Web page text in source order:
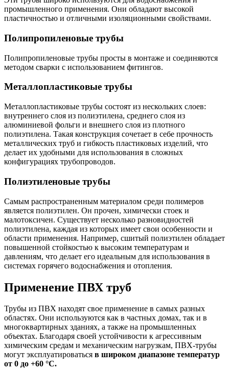
промышленного применения. Они обладают высокой
пластичностью и отличными изоляционными свойствами.
Полипропиленовые трубы
Полипропиленовые трубы просты в монтаже и соединяются
методом сварки с использованием фитингов.
Металлопластиковые трубы
Металлопластиковые трубы состоят из нескольких слоев:
внутреннего слоя из полиэтилена, среднего слоя из
алюминиевой фольги и внешнего слоя из плотного
полиэтилена. Такая конструкция сочетает в себе прочность
металлических труб и гибкость пластиковых изделий, что
делает их удобными для использования в сложных
конфигурациях трубопроводов.
Полиэтиленовые трубы
Самым распространенным материалом среди полимеров
является полиэтилен. Он прочен, химически стоек и
малотоксичен. Существует несколько разновидностей
полиэтилена, каждая из которых имеет свои особенности и
области применения. Например, сшитый полиэтилен обладает
повышенной стойкостью к высоким температурам и
давлениям, что делает его идеальным для использования в
системах горячего водоснабжения и отопления.
Применение ПВХ труб
Трубы из ПВХ находят свое применение в самых разных
областях. Они используются как в частных домах, так и в
многоквартирных зданиях, а также на промышленных
объектах. Благодаря своей устойчивости к агрессивным
химическим средам и механическим нагрузкам, ПВХ-трубы
могут эксплуатироваться в широком диапазоне температур
от 0 до +60 °C.